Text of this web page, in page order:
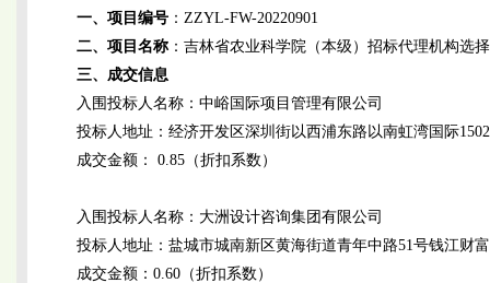
一、项目编号 ：ZZYL-FW-20220901
二、项目名称 ：吉林省农业科学院（本级）招标代理机构选
三、成交信息
入围投标人名称：中峪国际项目管理有限公司
投标人地址：经济开发区深圳街以西浦东路以南虹湾国际
成交金额： 0.85（折扣系数）
入围投标人名称：大洲设计咨询集团有限公司
投标人地址：盐城市城南新区黄海街道青年中路51号钱江财
成交金额：0.60（折扣系数）